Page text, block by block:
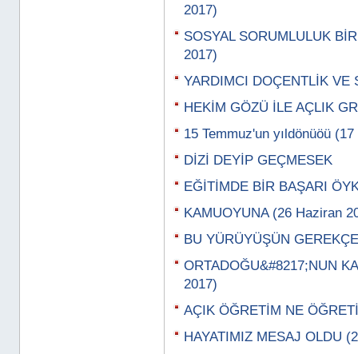
2017)
SOSYAL SORUMLULUK
2017)
YARDIMCI DOÇENTLİK VE
HEKİM GÖZÜ İLE AÇLIK
15 Temmuz'un yıldönüöü
DİZİ DEYİP GEÇMESEK
EĞİTİMDE BİR BAŞARI
KAMUOYUNA (26 Haziran
BU YÜRÜYÜŞÜN
ORTADOĞU&#8217;NUN
2017)
AÇIK ÖĞRETİM NE
HAYATIMIZ MESAJ OLDU